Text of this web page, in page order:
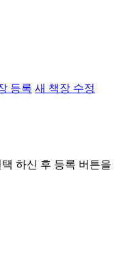
등록 새 책장 수정
하신 후 등록 버튼을